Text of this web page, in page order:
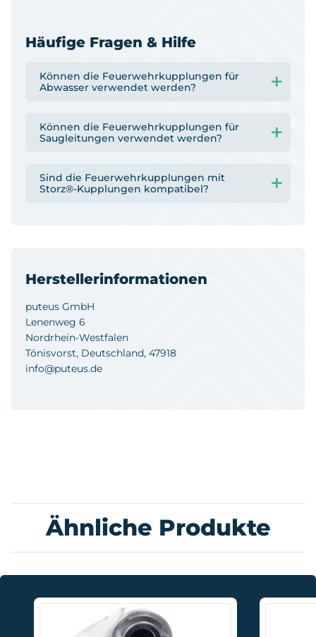
Häufige Fragen & Hilfe
Können die Feuerwehrkupplungen für
Abwasser verwendet werden?
Können die Feuerwehrkupplungen für
Saugleitungen verwendet werden?
Sind die Feuerwehrkupplungen mit
Storz®-Kupplungen kompatibel?
Herstellerinformationen
puteus GmbH
Lenenweg 6
Nordrhein-Westfalen
Tönisvorst, Deutschland, 47918
info@puteus.de
Ähnliche Produkte